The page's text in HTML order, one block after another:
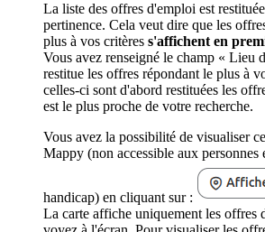
La liste des offres d'emploi est
pertinence. Cela veut dire que les
plus à vos critères s'affichent en
Vous avez renseigné le champ « Lieu
restitue les offres répondant le plus à
celles-ci sont d'abord restituées les
est le plus proche de votre recherche.
Vous avez la possibilité de visualiser
Mappy (non accessible aux personnes
handicap) en cliquant sur :
La carte affiche uniquement les offres